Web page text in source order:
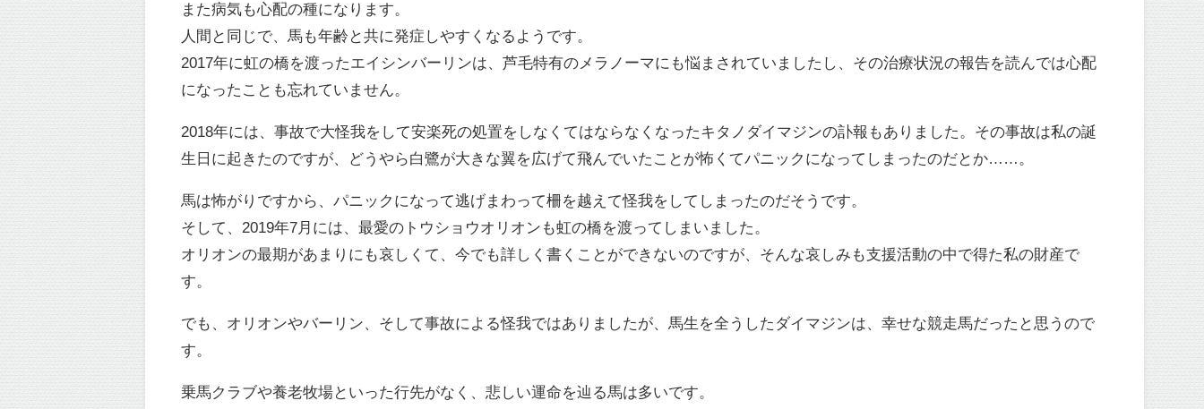
また病気も心配の種になります。
人間と同じで、馬も年齢と共に発症しやすくなるようです。
2017年に虹の橋を渡ったエイシンバーリンは、芦毛特有のメラノーマにも悩まされていましたし、その治療状況の報告を読んでは心配
になったことも忘れていません。
2018年には、事故で大怪我をして安楽死の処置をしなくてはならなくなったキタノダイマジンの訃報もありました。その事故は私の誕
生日に起きたのですが、どうやら白鷺が大きな翼を広げて飛んでいたことが怖くてパニックになってしまったのだとか……。
馬は怖がりですから、パニックになって逃げまわって柵を越えて怪我をしてしまったのだそうです。
そして、2019年7月には、最愛のトウショウオリオンも虹の橋を渡ってしまいました。
オリオンの最期があまりにも哀しくて、今でも詳しく書くことができないのですが、そんな哀しみも支援活動の中で得た私の財産で
す。
でも、オリオンやバーリン、そして事故による怪我ではありましたが、馬生を全うしたダイマジンは、幸せな競走馬だったと思うので
す。
乗馬クラブや養老牧場といった行先がなく、悲しい運命を辿る馬は多いです。